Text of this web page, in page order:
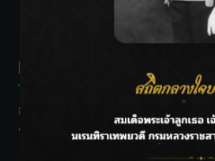
THE BEST
Recent Posts
กรมชลฯ รับฟังประชาชน ติดตามแ
ระบายน้ำศรีสองรักฯ